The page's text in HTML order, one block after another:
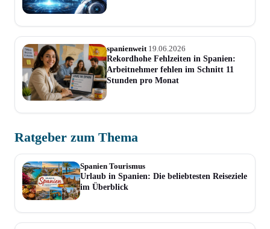
spanienweit 19.06.2026
Rekordhohe Fehlzeiten in Spanien:
Arbeitnehmer fehlen im Schnitt 11
Stunden pro Monat
Ratgeber zum Thema
Spanien Tourismus
Urlaub in Spanien: Die beliebtesten Reiseziele
im Überblick